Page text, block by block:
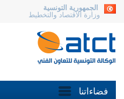
الجمهورية التونسية
وزارة الاقتصاد والتخطيط
فضاءاتنا